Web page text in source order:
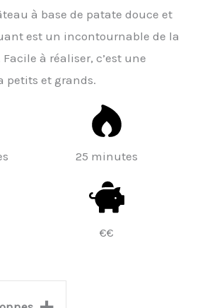
à base de patate douce et
est un incontournable de la
à réaliser, c’est une
petits et grands.
25 minutes
€€